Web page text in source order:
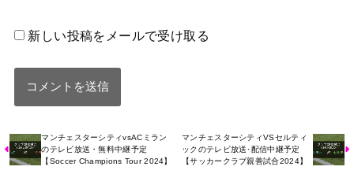
新しい投稿をメールで受け取る
マンチェスターシティvsACミラン
のテレビ放送・無料中継予定
【Soccer Champions Tour 2024】
マンチェスターシティVSセルティ
ックのテレビ放送･配信中継予定
【サッカークラブ親善試合2024】